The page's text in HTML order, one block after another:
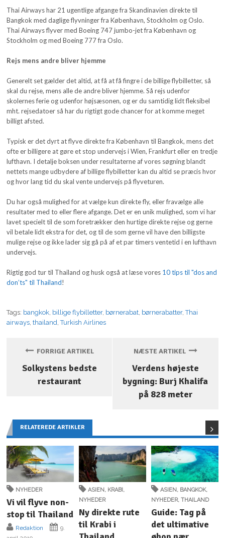
Thai Airways har 21 ugentlige afgange fra Skandinavien direkte til
Bangkok med daglige flyvninger fra København, Stockholm og Oslo.
Thai Airways flyver med Boeing 747 jumbo-jet fra København og
Stockholm og med Boeing 777 fra Oslo.
Rejs mens andre bliver hjemme
Generelt set gælder det altid, at få at få fingre i de billige flybilletter, så
skal du rejse, mens alle de andre bliver hjemme. Så rejs udenfor
skolernes ferie og udenfor højsæsonen, og er du samtidig lidt fleksibel
mht. rejsedatoer så har du rigtigt gode chancer for at komme meget
billigt afsted.
Typisk er det dyrt at flyve direkte fra København til Bangkok, mens det
ofte er billigere at gøre et stop undervejs i Wien, Frankfurt eller en tredje
lufthavn. I detalje boksen under resultaterne af vores søgning blandt
nettets mange udbydere af billige flybilletter kan du altid se præcis hvor
og hvor lang tid du skal vente undervejs på flyveturen.
Du har også mulighed for at vælge kun direkte fly, eller fravælge alle
resultater med to eller flere afgange. Det er en unik mulighed, som vi har
lavet specielt til de som foretrækker den hurtige direkte rejse og gerne
vil betale lidt ekstra for det, og til de som gerne vil have den billigste
mulige rejse og ikke lader sig gå på af et par timers ventetid i en lufthavn
undervejs.
Rigtig god tur til Thailand og husk også at læse vores 10 tips til "dos and
don’ts" til Thailand!
Tags: bangkok, billige flybilletter, børnerabat, børnerabatter,Thai
airways,thailand,Turkish Airlines
FORRIGE ARTIKEL
Solkystens bedste
restaurant
NÆSTE ARTIKEL
Verdens højeste
bygning: Burj Khalifa
på 828 meter
RELATEREDE ARTIKLER
NYHEDER
Vi vil flyve non-
stop til Thailand
Redaktion
9.
ASIEN KRABI
NYHEDER
Ny direkte rute
til Krabi i
ASIEN, BANGKOK,
NYHEDER, THAILAND
Guide: Tag på
det ultimative